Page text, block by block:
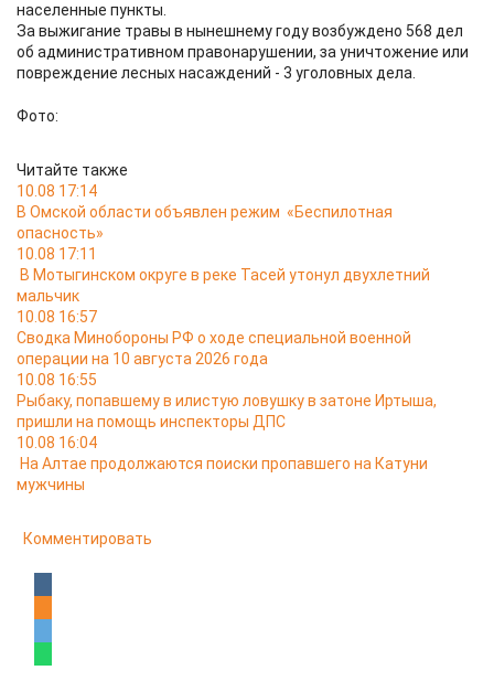
населенные пункты.
За выжигание травы в нынешнему году возбуждено 568 дел
об административном правонарушении, за уничтожение или
повреждение лесных насаждений - 3 уголовных дела.
Фото:
Читайте также
10.08 17:14
В Омской области объявлен режим «Беспилотная
опасность»
10.08 17:11
В Мотыгинском округе в реке Тасей утонул двухлетний
мальчик
10.08 16:57
Сводка Минобороны РФ о ходе специальной военной
операции на 10 августа 2026 года
10.08 16:55
Рыбаку, попавшему в илистую ловушку в затоне Иртыша,
пришли на помощь инспекторы ДПС
10.08 16:04
На Алтае продолжаются поиски пропавшего на Катуни
мужчины
Комментировать